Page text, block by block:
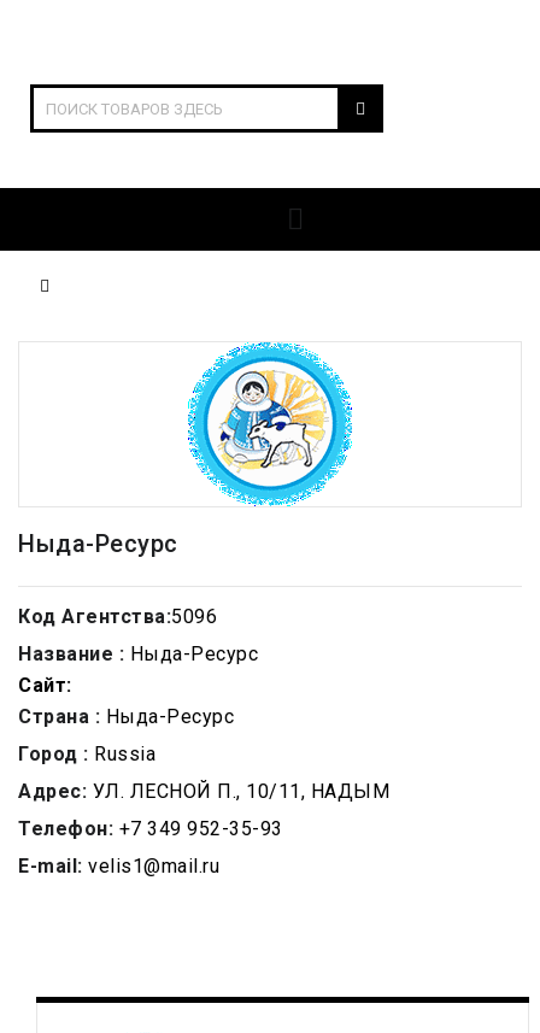
Ныда-Ресурс
Код Агентства:5096
Название : Ныда-Ресурс
Сайт:
Страна : Ныда-Ресурс
Город : Russia
Адрес: УЛ. ЛЕСНОЙ П., 10/11, НАДЫМ
Телефон: +7 349 952-35-93
E-mail: velis1@mail.ru